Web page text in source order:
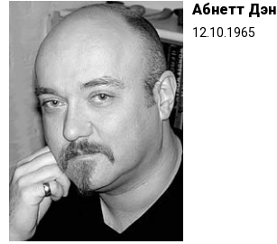
Абнетт Дэн
12.10.1965